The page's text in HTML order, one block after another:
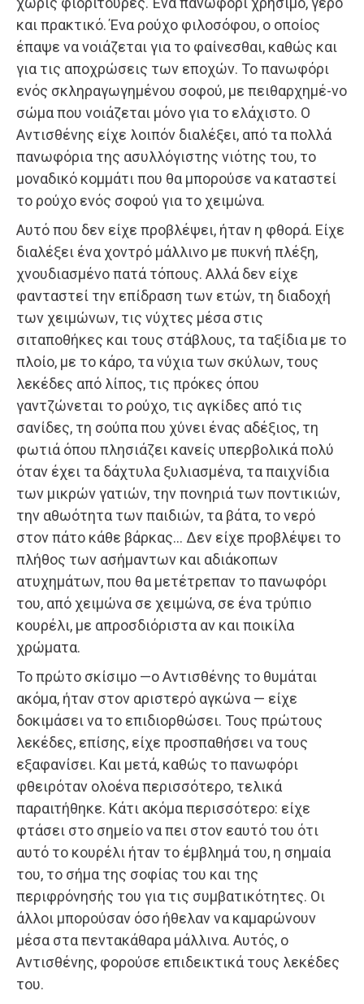
και πρακτικό. Ένα ρούχο φιλοσόφου, ο οποίος
έπαψε να νοιάζεται για το φαίνεσθαι, καθώς και
για τις αποχρώσεις των εποχών. Το πανωφόρι
ενός σκληραγωγημένου σοφού, με πειθαρχημέ-νο
σώμα που νοιάζεται μόνο για το ελάχιστο. Ο
Αντισθένης είχε λοιπόν διαλέξει, από τα πολλά
πανωφόρια της ασυλλόγιστης νιότης του, το
μοναδικό κομμάτι που θα μπορούσε να καταστεί
το ρούχο ενός σοφού για το χειμώνα.
Αυτό που δεν είχε προβλέψει, ήταν η φθορά. Είχε
διαλέξει ένα χοντρό μάλλινο με πυκνή πλέξη,
χνουδιασμένο πατά τόπους. Αλλά δεν είχε
φανταστεί την επίδραση των ετών, τη διαδοχή
των χειμώνων, τις νύχτες μέσα στις
σιταποθήκες και τους στάβλους, τα ταξίδια με το
πλοίο, με το κάρο, τα νύχια των σκύλων, τους
λεκέδες από λίπος, τις πρόκες όπου
γαντζώνεται το ρούχο, τις αγκίδες από τις
σανίδες, τη σούπα που χύνει ένας αδέξιος, τη
φωτιά όπου πλησιάζει κανείς υπερβολικά πολύ
όταν έχει τα δάχτυλα ξυλιασμένα, τα παιχνίδια
των μικρών γατιών, την πονηριά των ποντικιών,
την αθωότητα των παιδιών, τα βάτα, το νερό
στον πάτο κάθε βάρκας… Δεν είχε προβλέψει το
πλήθος των ασήμαντων και αδιάκοπων
ατυχημάτων, που θα μετέτρεπαν το πανωφόρι
του, από χειμώνα σε χειμώνα, σε ένα τρύπιο
κουρέλι, με απροσδιόριστα αν και ποικίλα
χρώματα.
Το πρώτο σκίσιμο —ο Αντισθένης το θυμάται
ακόμα, ήταν στον αριστερό αγκώνα — είχε
δοκιμάσει να το επιδιορθώσει. Τους πρώτους
λεκέδες, επίσης, είχε προσπαθήσει να τους
εξαφανίσει. Και μετά, καθώς το πανωφόρι
φθειρόταν ολοένα περισσότερο, τελικά
παραιτήθηκε. Κάτι ακόμα περισσότερο: είχε
φτάσει στο σημείο να πει στον εαυτό του ότι
αυτό το κουρέλι ήταν το έμβλημά του, η σημαία
του, το σήμα της σοφίας του και της
περιφρόνησής του για τις συμβατικότητες. Οι
άλλοι μπορούσαν όσο ήθελαν να καμαρώνουν
μέσα στα πεντακάθαρα μάλλινα. Αυτός, ο
Αντισθένης, φορούσε επιδεικτικά τους λεκέδες
του.